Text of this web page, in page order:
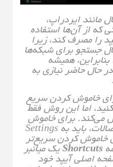
ایردراپ،
از آن‌ها استفاده
را مصرف کند، زیرا
جستجو برای شبکه‌ها
همیشه
حال حاضر نیازی به
خاموش کردن سریع
اما این روش فقط
می‌کند. برای خاموش
کردن کامل و دائمی این اتصالات، باید به Settings
خاموش کردن سریع‌تر
Shortcutsیک میانبر
اصلی آیپد خود